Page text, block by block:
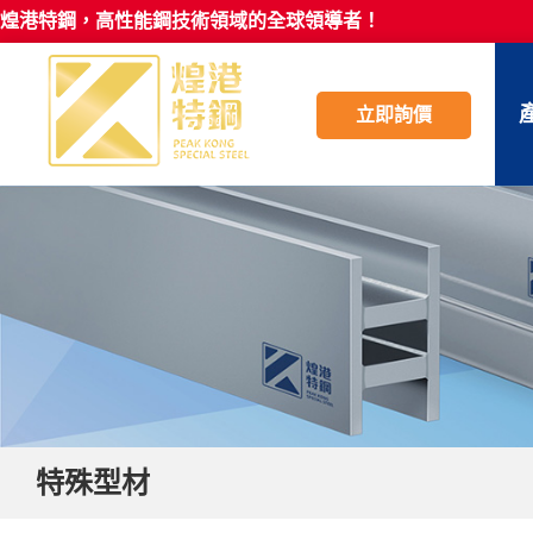
煌港特鋼，高性能鋼技術領域的全球領導者！
立即詢價
特殊型材